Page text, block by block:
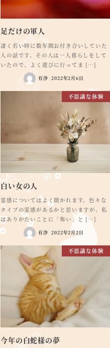
足だけの軍人
凄く若い時に数年間お付き合いしていた
人の話です。その人は一人暮らしをして
いたので、よく遊びに行ってま […]
有沙 2022年2月6日
不思議な体験
白い女の人
霊感についてはよく聞かれます。色々な
タイプの霊感があるかと思いますが、私
はありがたいことに「怖い」と […]
有沙 2022年2月2日
不思議な体験
今年の白蛇様の夢